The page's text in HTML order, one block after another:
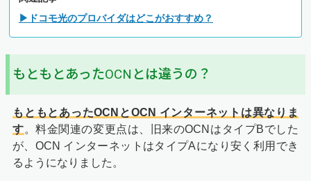
▶ドコモ光のプロバイダはどこがおすすめ？
もともとあったOCNとは違うの？
もともとあったOCNとOCN インターネットは異なりま
す。料金関連の変更点は、旧来のOCNはタイプBでした
が、OCN インターネットはタイプAになり安く利用でき
るようになりました。